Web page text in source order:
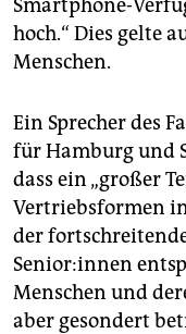
Smartphone-
hoch.“ Dies gelte
Menschen.
Ein Sprecher des
für Hamburg und
dass ein „großer
Vertriebsformen
der
Senior:innen
Menschen und
aber gesondert